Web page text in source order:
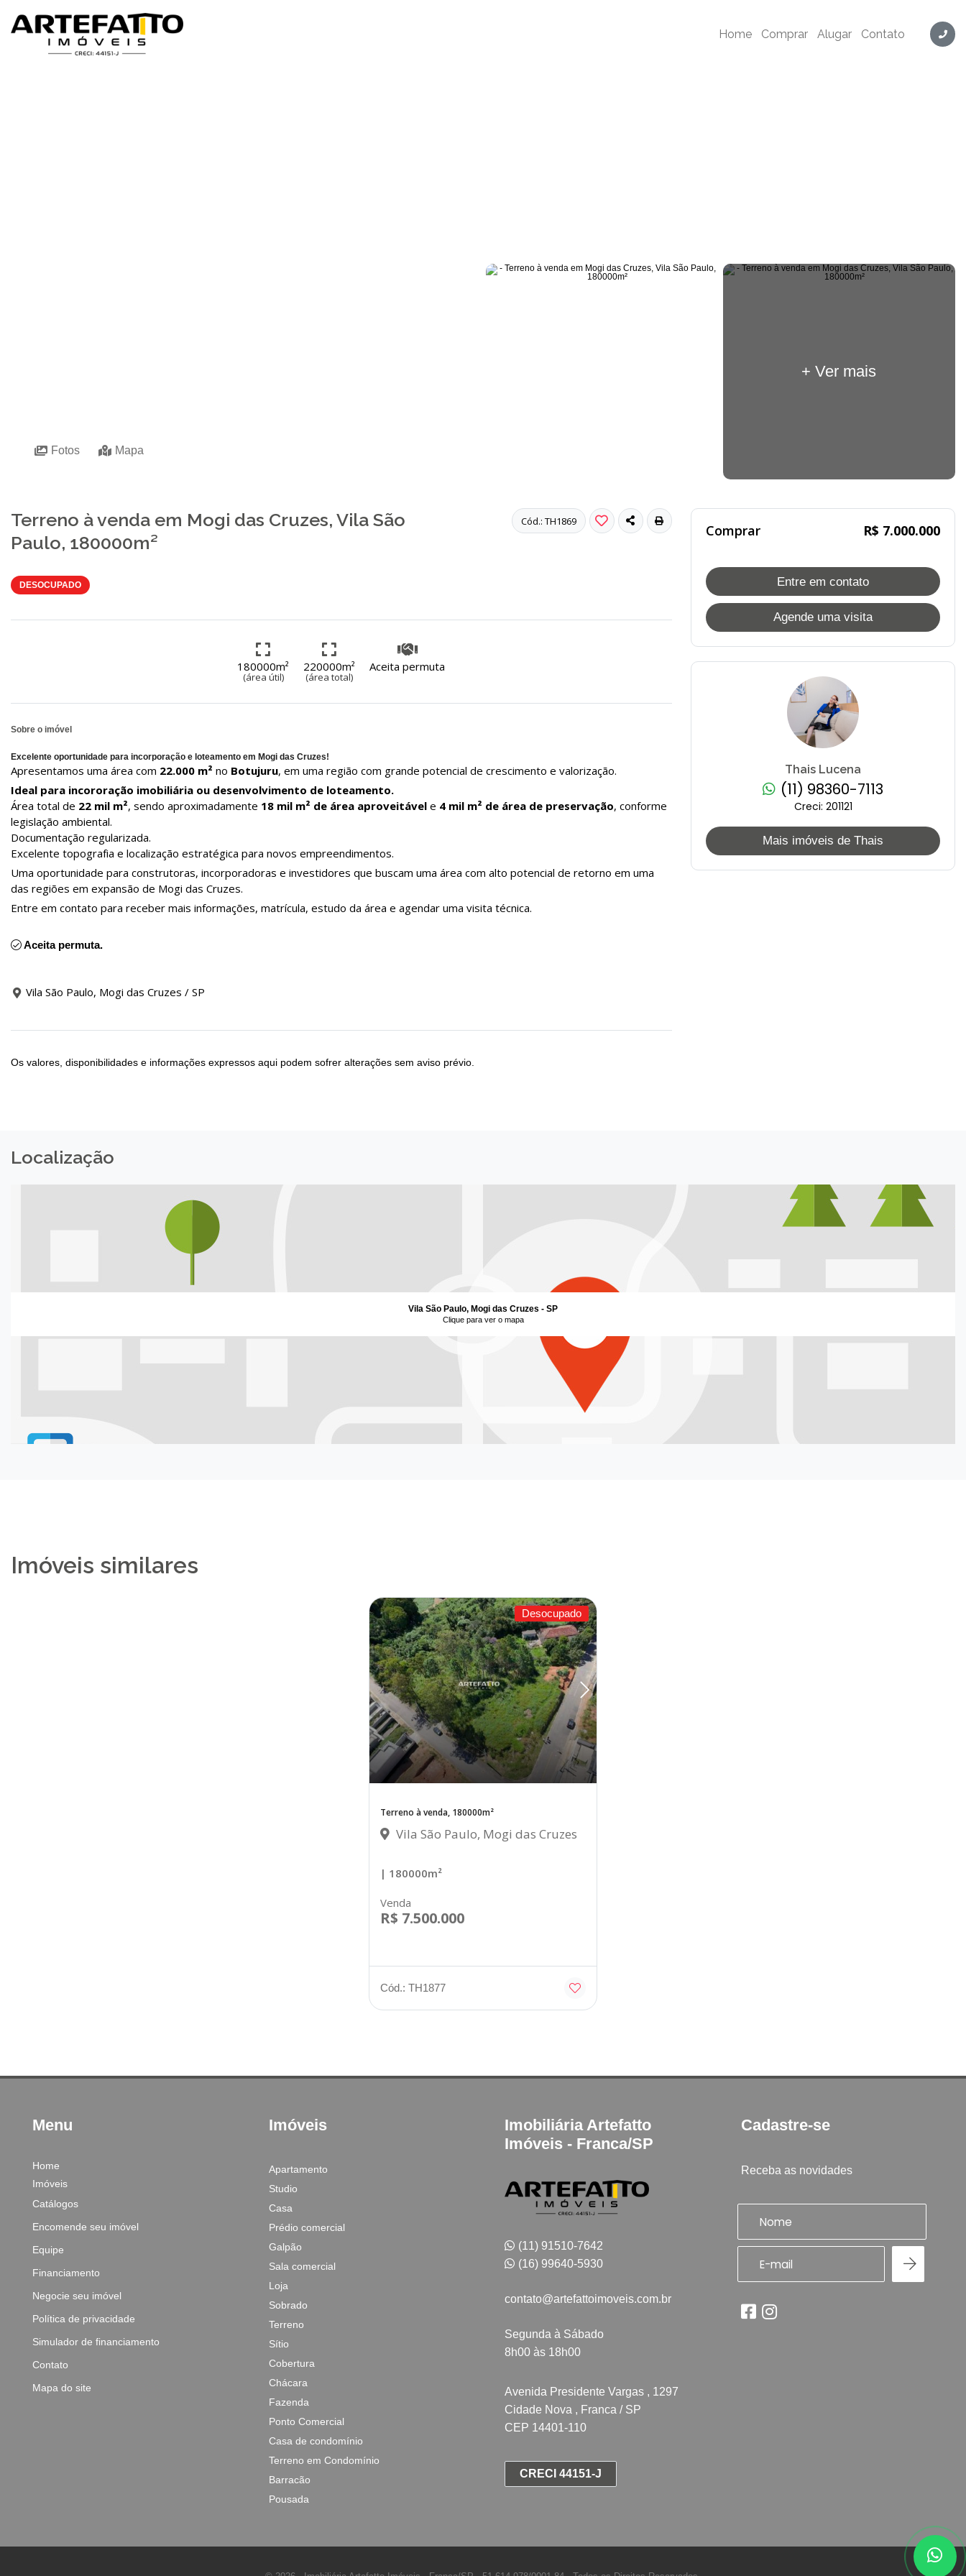
Home Comprar Alugar Contato
Home / Imóveis à venda / Terreno / Mogi das Cruzes
Fotos Mapa
+ Ver mais
Cód.: TH1869
Terreno à venda em Mogi das Cruzes, Vila São
Paulo, 180000m²
DESOCUPADO
180000m²
(área útil)
220000m²
(área total)
Aceita permuta
Sobre o imóvel
Excelente oportunidade para incorporação e loteamento em Mogi das Cruzes!
Apresentamos uma área com 22.000 m² no Botujuru, em uma região com grande potencial de crescimento e valorização.
Ideal para incororação imobiliária ou desenvolvimento de loteamento.
Área total de 22 mil m², sendo aproximadamente 18 mil m² de área aproveitável e 4 mil m² de área de preservação, conforme
legislação ambiental.
Documentação regularizada.
Excelente topografia e localização estratégica para novos empreendimentos.
Uma oportunidade para construtoras, incorporadoras e investidores que buscam uma área com alto potencial de retorno em uma
das regiões em expansão de Mogi das Cruzes.
Entre em contato para receber mais informações, matrícula, estudo da área e agendar uma visita técnica.
Aceita permuta.
Vila São Paulo, Mogi das Cruzes / SP
Os valores, disponibilidades e informações expressos aqui podem sofrer alterações sem aviso prévio.
Comprar R$ 7.000.000
Entre em contato
Agende uma visita
Thais Lucena
(11) 98360-7113
Creci: 201121
Mais imóveis de Thais
Localização
Vila São Paulo, Mogi das Cruzes - SP
Clique para ver o mapa
Imóveis similares
Desocupado
Terreno à venda, 180000m²
Vila São Paulo, Mogi das Cruzes
| 180000m²
Venda
R$ 7.500.000
Cód.: TH1877
Menu
Home
Imóveis
Catálogos
Encomende seu imóvel
Equipe
Financiamento
Negocie seu imóvel
Política de privacidade
Simulador de financiamento
Contato
Mapa do site
Imóveis
Apartamento
Studio
Casa
Prédio comercial
Galpão
Sala comercial
Loja
Sobrado
Terreno
Sítio
Cobertura
Chácara
Fazenda
Ponto Comercial
Casa de condomínio
Terreno em Condomínio
Barracão
Pousada
Imobiliária Artefatto
Imóveis - Franca/SP
(11) 91510-7642
(16) 99640-5930
contato@artefattoimoveis.com.br
Segunda à Sábado
8h00 às 18h00
Avenida Presidente Vargas , 1297
Cidade Nova , Franca / SP
CEP 14401-110
CRECI 44151-J
Cadastre-se
Receba as novidades